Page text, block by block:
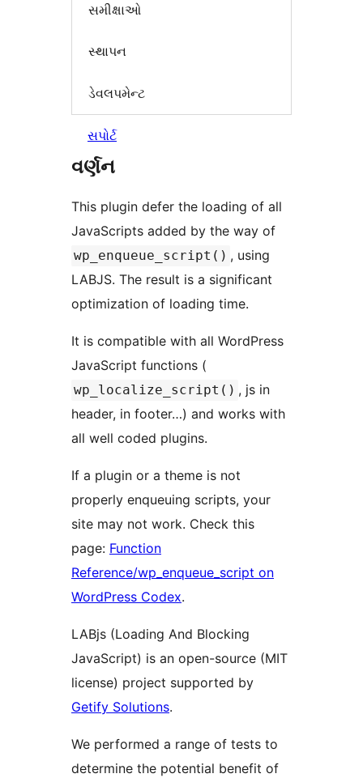
સમીક્ષાઓ
સ્થાપન
ડેવલપમેન્ટ
સપોર્ટ
વર્ણન
This plugin defer the loading of all
JavaScripts added by the way of
wp_enqueue_script() , using
LABJS. The result is a significant
optimization of loading time.
It is compatible with all WordPress
JavaScript functions (
wp_localize_script() , js in
header, in footer…) and works with
all well coded plugins.
If a plugin or a theme is not
properly enqueuing scripts, your
site may not work. Check this
page: Function
Reference/wp_enqueue_script on
WordPress Codex.
LABjs (Loading And Blocking
JavaScript) is an open-source (MIT
license) project supported by
Getify Solutions.
We performed a range of tests to
determine the potential benefit of